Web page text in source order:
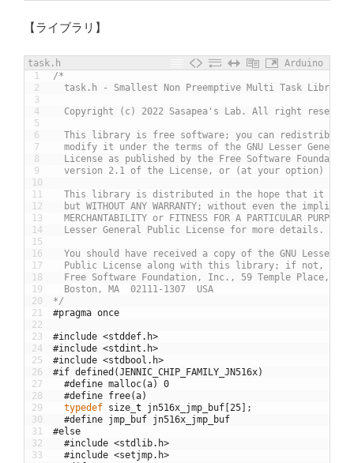
【ライブラリ】
task.h
Arduino
1
2
3
4
5
6
7
8
9
10
11
12
13
14
15
16
17
18
19
20
21
22
23
24
25
26
27
28
29
30
31
32
33
/*
task.h - Smallest Non Preemptive Multi Task Library
Copyright (c) 2022 Sasapea's Lab. All right
This library is free software; you can redistribute
modify it under the terms of the GNU Lesser General
License as published by the Free Software
version 2.1 of the License, or (at your option) any
This library is distributed in the hope that it will
but WITHOUT ANY WARRANTY; without even the implied
MERCHANTABILITY or FITNESS FOR A PARTICULAR
Lesser General Public License for more details.
You should have received a copy of the GNU Lesser
Public License along with this library; if not,
Free Software Foundation, Inc., 59 Temple Place,
Boston, MA  02111-1307  USA
*/
#pragma once
#include <stddef.h>
#include <stdint.h>
#include <stdbool.h>
#if defined(JENNIC_CHIP_FAMILY_JN516x)
#define malloc(a) 0
#define free(a)
typedef size t jn516x_jmp_buf [25] ;
#define jmp_buf jn516x_jmp_buf
#else
#include <stdlib.h>
#include <setjmp.h>